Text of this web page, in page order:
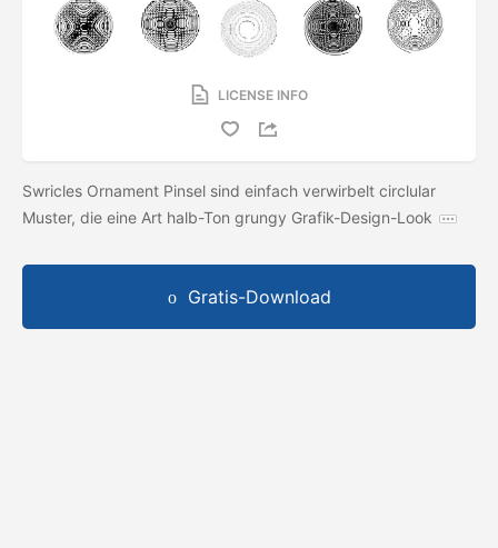
LICENSE INFO
Swricles Ornament Pinsel sind einfach verwirbelt circlular
Muster, die eine Art halb-Ton grungy Grafik-Design-Look
Gratis-Download